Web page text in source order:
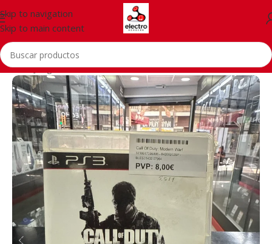
Skip to navigation
Skip to main content
Inicio/Juegos